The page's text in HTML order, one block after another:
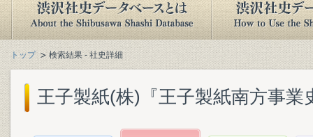
トップ 検索結果 - 社史詳細
王子製紙(株)『王子製紙南方事業